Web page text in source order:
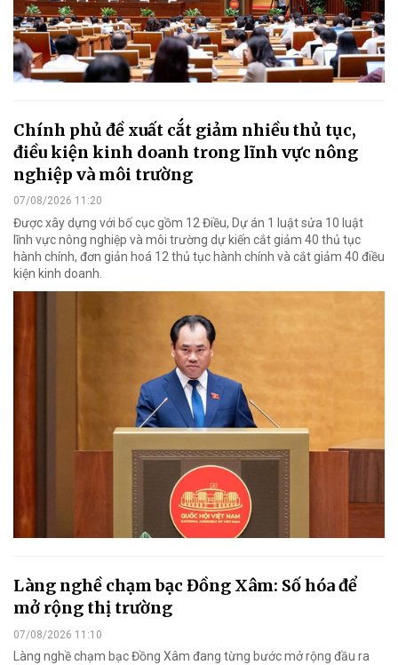
Chính phủ đề xuất cắt giảm nhiều thủ tục,
điều kiện kinh doanh trong lĩnh vực nông
nghiệp và môi trường
07/08/2026 11:20
Được xây dựng với bố cục gồm 12 Điều, Dự án 1 luật sửa 10 luật
lĩnh vực nông nghiệp và môi trường dự kiến cắt giảm 40 thủ tục
hành chính, đơn giản hoá 12 thủ tục hành chính và cắt giảm 40 điều
kiện kinh doanh.
Làng nghề chạm bạc Đồng Xâm: Số hóa để
mở rộng thị trường
07/08/2026 11:10
Làng nghề chạm bạc Đồng Xâm đang từng bước mở rộng đầu ra